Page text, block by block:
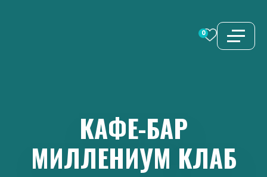
0
КАФЕ-БАР
МИЛЛЕНИУМ КЛАБ